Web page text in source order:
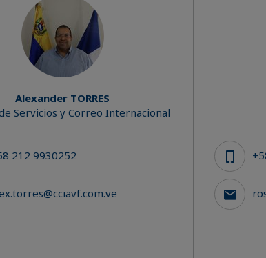
Alexander TORRES
Servicios y Correo Internacional
212 9930252